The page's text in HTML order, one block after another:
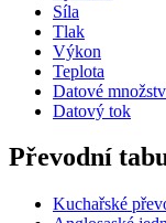
Síla
Tlak
Výkon
Teplota
Datové
Datový tok
Převodní
Kuchařské